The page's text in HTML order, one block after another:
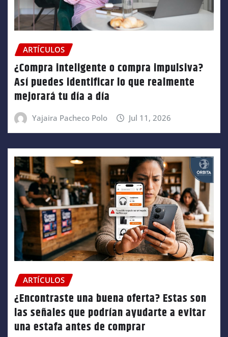
ARTÍCULOS
¿Compra inteligente o compra impulsiva?
Así puedes identificar lo que realmente
mejorará tu día a día
Yajaira Pacheco Polo Jul 11, 2026
ARTÍCULOS
¿Encontraste una buena oferta? Estas son
las señales que podrían ayudarte a evitar
una estafa antes de comprar